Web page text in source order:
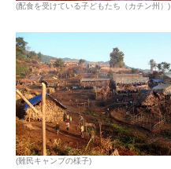
(配食を受けている子どもたち（カチン州）)
(難民キャンプの様子)